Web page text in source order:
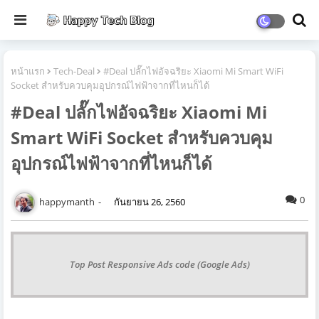
หน้าแรก Tech-Deal
#Deal ปลั๊กไฟอัจฉริยะ Xiaomi Mi Smart WiFi
Socket สำหรับควบคุมอุปกรณ์ไฟฟ้าจากที่ไหนก็ได้
#Deal ปลั๊กไฟอัจฉริยะ Xiaomi Mi
Smart WiFi Socket สำหรับควบคุม
อุปกรณ์ไฟฟ้าจากที่ไหนก็ได้
happymanth กันยายน 26, 2560 0
Top Post Responsive Ads code (Google Ads)